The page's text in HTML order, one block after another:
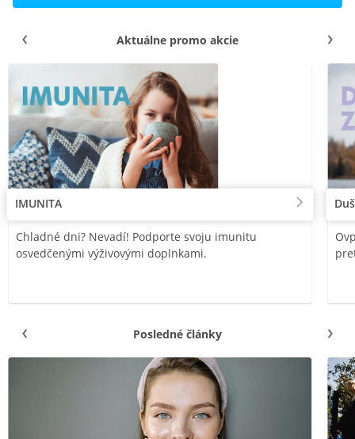
Aktuálne promo akcie
IMUNITA
Chladné dni? Nevadí! Podporte svoju imunitu
osvedčenými výživovými doplnkami.
Posledné články